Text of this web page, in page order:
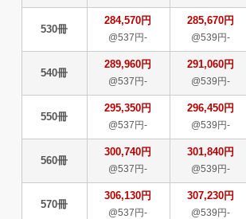
530冊
284,570円
@537円-
285,670円
@539円-
540冊
289,960円
@537円-
291,060円
@539円-
550冊
295,350円
@537円-
296,450円
@539円-
560冊
300,740円
@537円-
301,840円
@539円-
570冊
306,130円
@537円-
307,230円
@539円-